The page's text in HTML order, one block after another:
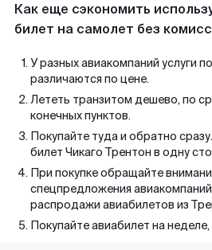
Как еще сэкономить
билет на самолет без
У разных авиакомпаний услуги
различаются по цене.
Лететь транзитом дешево, по
конечных пунктов.
Покупайте туда и обратно
билет Чикаго Трентон в одну
При покупке обращайте
спецпредложения
распродажи авиабилетов из
Покупайте авиабилет на